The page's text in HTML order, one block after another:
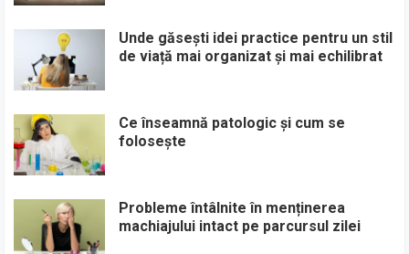
Unde găsești idei practice pentru un stil
de viață mai organizat și mai echilibrat
Ce înseamnă patologic și cum se
folosește
Probleme întâlnite în menținerea
machiajului intact pe parcursul zilei